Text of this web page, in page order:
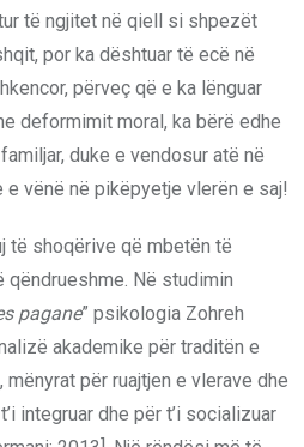
të ngjitet në qiell si shpezët
por ka dështuar të ecë në
përveç që e ka lënguar
deformimit moral, ka bërë edhe
duke e vendosur atë në
vënë në pikëpyetje vlerën e saj!
të shoqërive që mbetën të
Në studimin
pagane” psikologia Zohreh
akademike për traditën e
për ruajtjen e vlerave dhe
integruar dhe për t’i socializuar